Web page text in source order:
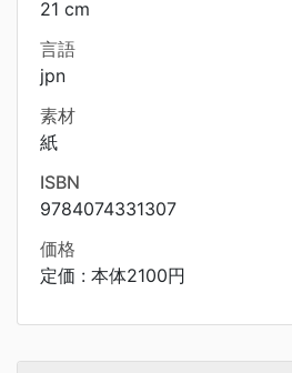
21 cm
言語
jpn
素材
紙
ISBN
9784074331307
価格
定価 : 本体2100円